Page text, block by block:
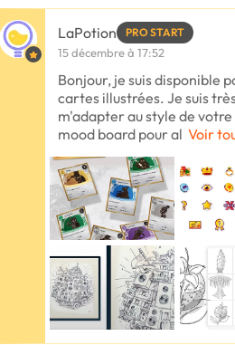
LaPotion PRO START
15 décembre à 17:52
Bonjour, je suis disponible
cartes illustrées. Je suis
m'adapter au style de
mood board pour al Voir